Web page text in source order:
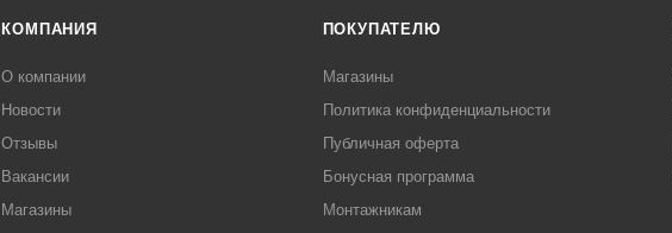
КОМПАНИЯ
О компании
Новости
Отзывы
Вакансии
Магазины
ПОКУПАТЕЛЮ
Магазины
Политика конфиденциальности
Публичная оферта
Бонусная программа
Монтажникам